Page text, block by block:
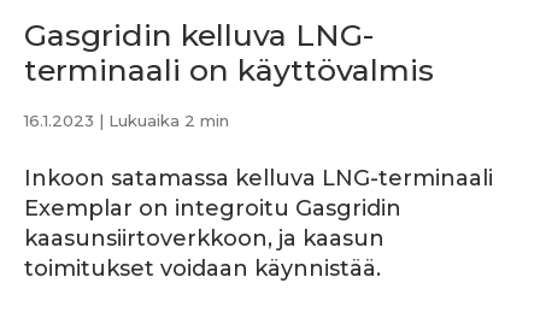
Gasgridin kelluva LNG-
terminaali on käyttövalmis
16.1.2023 | Lukuaika 2 min
Inkoon satamassa kelluva LNG-terminaali
Exemplar on integroitu Gasgridin
kaasunsiirtoverkkoon, ja kaasun
toimitukset voidaan käynnistää.